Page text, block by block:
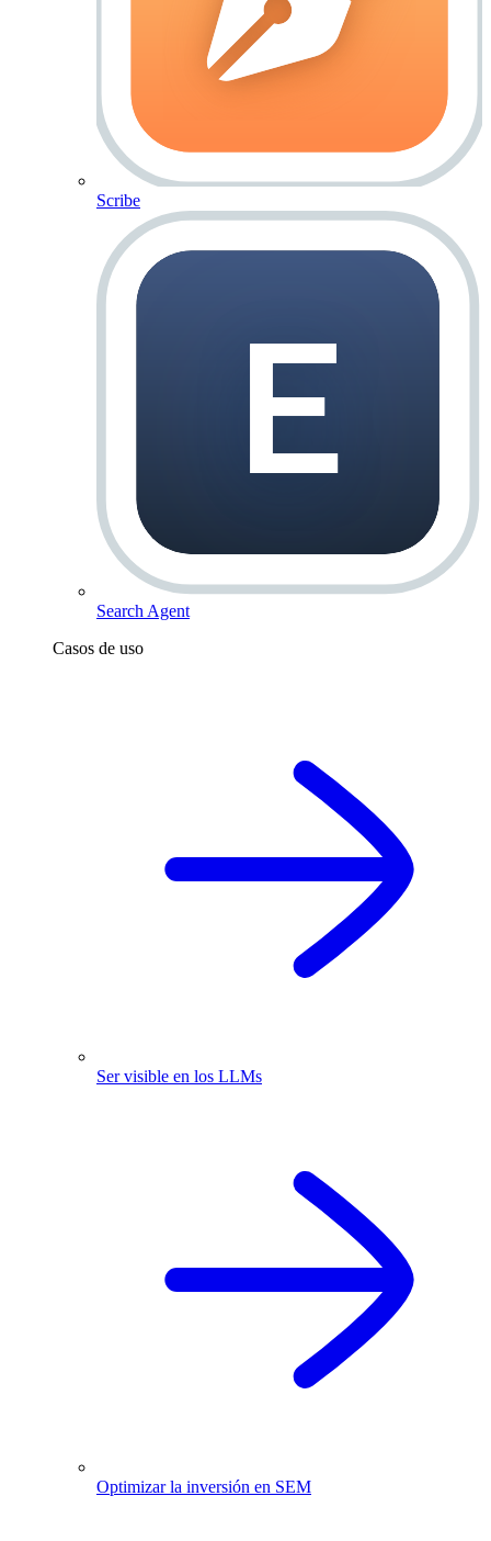
Scribe
Search Agent
Casos de uso
Ser visible en los LLMs
Optimizar la inversión en SEM